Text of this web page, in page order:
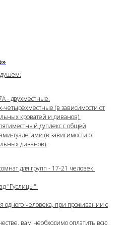
- двухместные.
четырёхместные (в зависимости от
кроватей и диванов).
дуплекс с общей
туалетами (в зависимости от
диванов).
для групп - 17-21 человек.
"Гуслицы".
одного человека, при проживании с
вам необходимо оплатить всю